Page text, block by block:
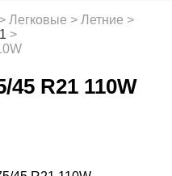
> Легковые > Летние >
>
45 R21 110W